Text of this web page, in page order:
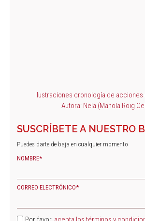
Ilustraciones cronología de acciones
Autora: Nela (Manola Roig
SUSCRÍBETE A NUESTRO
Puedes darte de baja en cualquier momento
NOMBRE*
CORREO ELECTRÓNICO*